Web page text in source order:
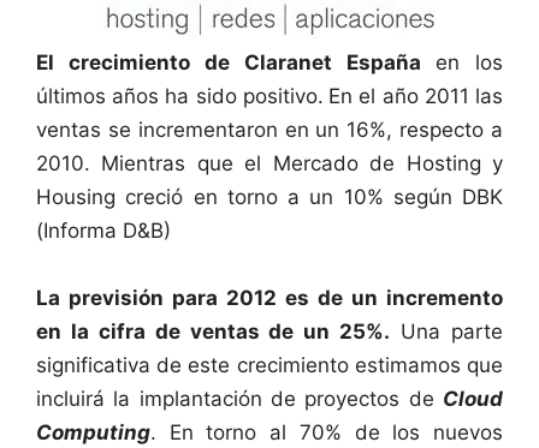
El crecimiento de Claranet España en los
últimos años ha sido positivo. En el año 2011 las
ventas se incrementaron en un 16%, respecto a
2010. Mientras que el Mercado de Hosting y
Housing creció en torno a un 10% según DBK
(Informa D&B)
La previsión para 2012 es de un incremento
en la cifra de ventas de un 25%. Una parte
significativa de este crecimiento estimamos que
incluirá la implantación de proyectos de Cloud
Computing. En torno al 70% de los nuevos